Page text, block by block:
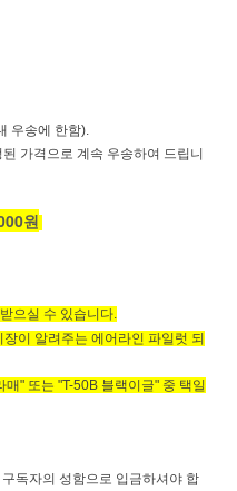
우송에 한함).
가격으로 계속 우송하여 드립니
원
으실 수 있습니다.
이 알려주는 에어라인 파일럿 되
" 또는 "T-50B 블랙이글" 중 택일
독자의 성함으로 입금하셔야 합